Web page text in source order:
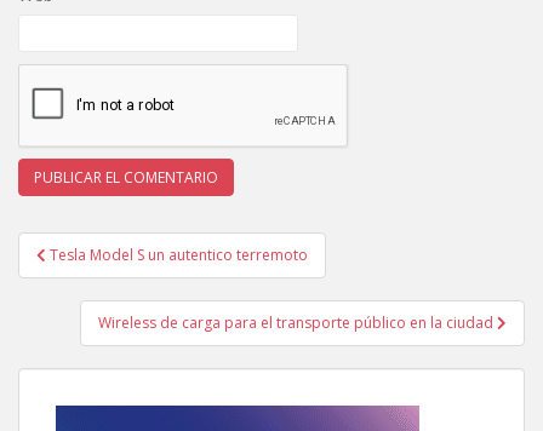
Navegación
de
entradas
Tesla Model S un autentico terremoto
Wireless de carga para el transporte público en la ciudad